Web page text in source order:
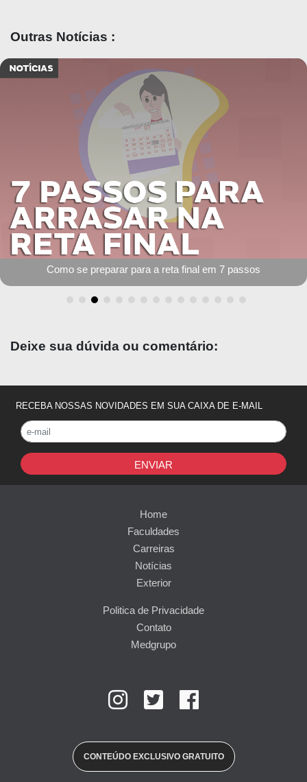
Outras Notícias :
Como se preparar para a reta final em 7 passos
Deixe sua dúvida ou comentário:
RECEBA NOSSAS NOVIDADES EM SUA CAIXA DE E-MAIL
ENVIAR
Home
Faculdades
Carreiras
Notícias
Exterior
Politica de Privacidade
Contato
Medgrupo
CONTEÚDO EXCLUSIVO GRATUITO